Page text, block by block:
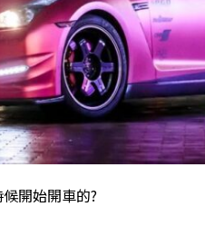
開始開車的?